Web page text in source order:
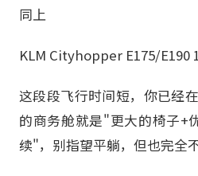
同上
KLM Cityhopper E175/E190
这段段飞行时间短，你已经
的商务舱就是"更大的椅子+
续"，别指望平躺，但也完全